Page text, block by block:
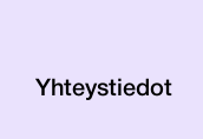
Yhteystiedot